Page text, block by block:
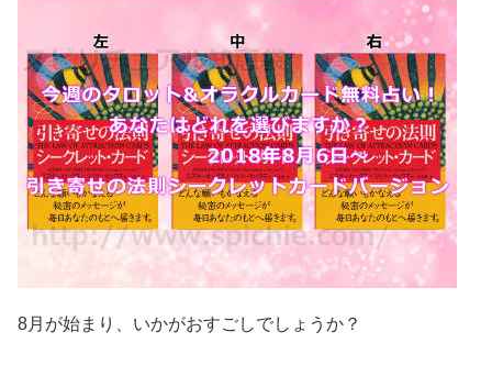
8月が始まり、いかがおすごしでしょうか？